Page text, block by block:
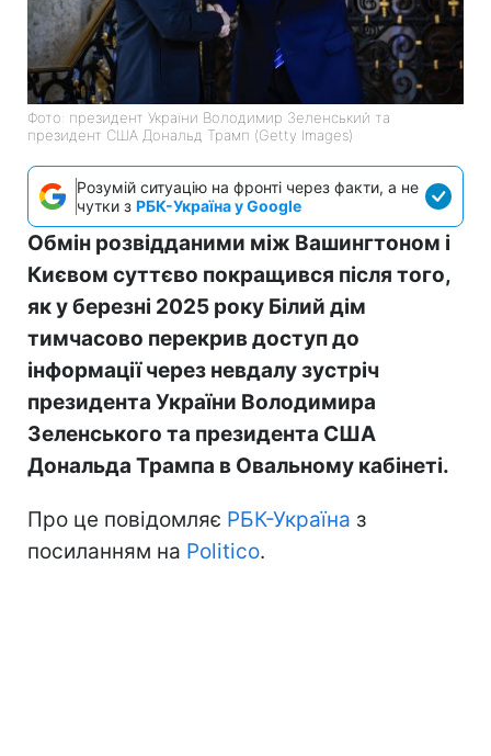
Фото: президент України Володимир Зеленський та
президент США Дональд Трамп (Getty Images)
Розумій ситуацію на фронті через факти, а не
чутки з РБК-Україна у Google
Обмін розвідданими між Вашингтоном і
Києвом суттєво покращився після того,
як у березні 2025 року Білий дім
тимчасово перекрив доступ до
інформації через невдалу зустріч
президента України Володимира
Зеленського та президента США
Дональда Трампа в Овальному кабінеті.
Про це повідомляє РБК-Україна з
посиланням на Politico.